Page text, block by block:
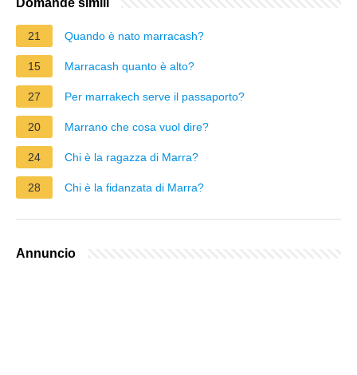
21 Quando è nato marracash?
15 Marracash quanto è alto?
27 Per marrakech serve il passaporto?
20 Marrano che cosa vuol dire?
24 Chi è la ragazza di Marra?
28 Chi è la fidanzata di Marra?
Annuncio